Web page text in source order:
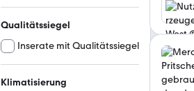
Qualitätssiegel
Inserate mit Qualitätssiegel
Klimatisierung